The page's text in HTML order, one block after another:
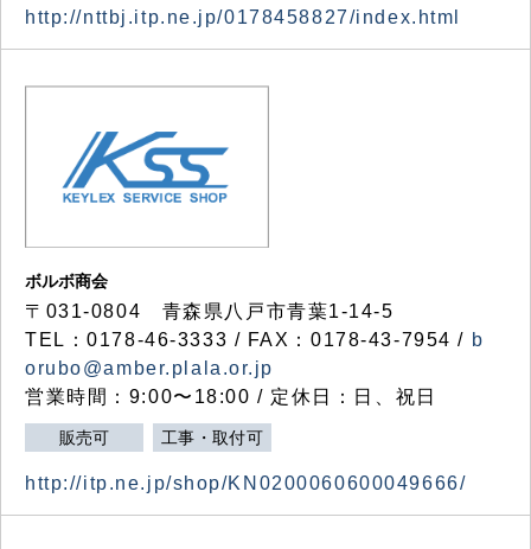
http://nttbj.itp.ne.jp/0178458827/index.html
ボルボ商会
〒031-0804 青森県八戸市青葉1-14-5
TEL：0178-46-3333 / FAX：0178-43-7954 / b
orubo@amber.plala.or.jp
営業時間：9:00〜18:00 / 定休日：日、祝日
販売可 工事・取付可
http://itp.ne.jp/shop/KN0200060600049666/